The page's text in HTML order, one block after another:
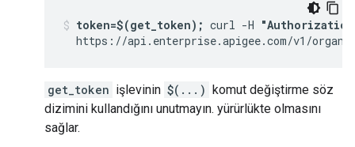
token=$(get_token); curl -H
https://api.enterprise.apigee.com/v1/
get_token işlevinin $(...)
komut değiştirme söz
dizimini kullandığını unutmayın. yürürlükte olmasını
sağlar.